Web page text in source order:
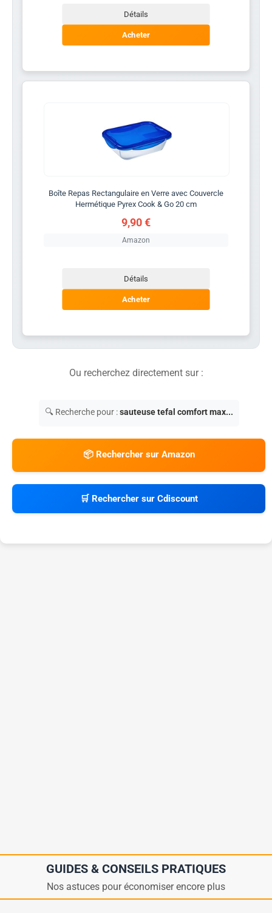
Détails
Acheter
Boîte Repas Rectangulaire en Verre avec Couvercle
Hermétique Pyrex Cook & Go 20 cm
9,90 €
Amazon
Détails
Acheter
Ou recherchez directement sur :
🔍 Recherche pour :sauteuse tefal comfort max...
📦 Rechercher sur Amazon
🛒 Rechercher sur Cdiscount
GUIDES & CONSEILS PRATIQUES
Nos astuces pour économiser encore plus